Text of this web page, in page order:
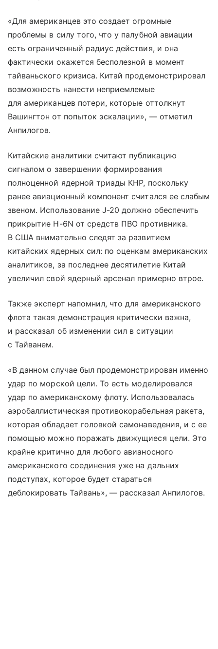
«Для американцев это создает огромные
проблемы в силу того, что у палубной авиации
есть ограниченный радиус действия, и она
фактически окажется бесполезной в момент
тайваньского кризиса. Китай продемонстрировал
возможность нанести неприемлемые
для американцев потери, которые оттолкнут
Вашингтон от попыток эскалации», — отметил
Анпилогов.
Китайские аналитики считают публикацию
сигналом о завершении формирования
полноценной ядерной триады КНР, поскольку
ранее авиационный компонент считался ее слабым
звеном. Использование J-20 должно обеспечить
прикрытие H-6N от средств ПВО противника.
В США внимательно следят за развитием
китайских ядерных сил: по оценкам американских
аналитиков, за последнее десятилетие Китай
увеличил свой ядерный арсенал примерно втрое.
Также эксперт напомнил, что для американского
флота такая демонстрация критически важна,
и рассказал об изменении сил в ситуации
с Тайванем.
«В данном случае был продемонстрирован именно
удар по морской цели. То есть моделировался
удар по американскому флоту. Использовалась
аэробаллистическая противокорабельная ракета,
которая обладает головкой самонаведения, и с ее
помощью можно поражать движущиеся цели. Это
крайне критично для любого авианосного
американского соединения уже на дальних
подступах, которое будет стараться
деблокировать Тайвань», — рассказал Анпилогов.